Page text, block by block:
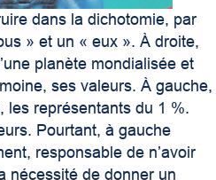
dans la dichotomie, par
» et un « eux ». À droite,
planète mondialisée et
ses valeurs. À gauche,
les représentants du 1 %.
Pourtant, à gauche
responsable de n’avoir
nécessité de donner un